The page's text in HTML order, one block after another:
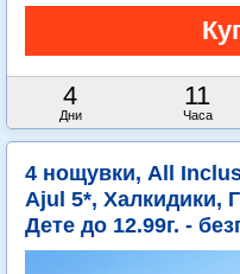
4
Дни
11
Часа
4 нощувки, All
Ajul 5*, Халкидики,
Дете до 12.99г. -